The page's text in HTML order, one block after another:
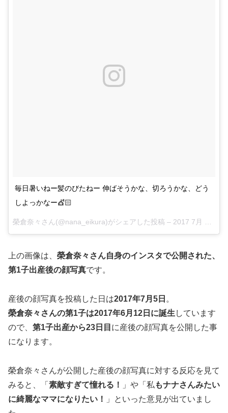
毎日暑いねー髪のびたねー 伸ばそうかな、切ろうかな、どう
しよっかなー💇🏻
榮倉奈々さん(@nana_eikura)がシェアした投稿 – 2017 7月 4 10:54午後 PDT
上の画像は、 榮倉奈々さん自身のインスタで公開された、
第1子出産後の顔写真です。
産後の顔写真を投稿した日は2017年7月5日 。
榮倉奈々さんの第1子は2017年6月12日に誕生 しています
ので、 第1子出産から23 日目 に産後の顔写真を公開した事
になります。
榮倉奈々さんが公開した産後の顔写真に対する反応を見て
みると、「 素敵すぎて憧れる！ 」や「私 もナナさんみたい
に綺麗なママになりたい！
」といった意見が出ていまし